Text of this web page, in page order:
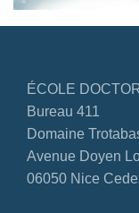
ÉCOLE
Bureau 411
Domaine
Avenue Doyen
06050 Nice